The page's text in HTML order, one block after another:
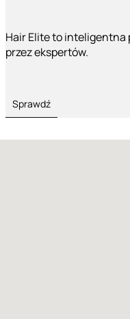
Hair Elite to inteligentna
przez ekspertów.
Sprawdź